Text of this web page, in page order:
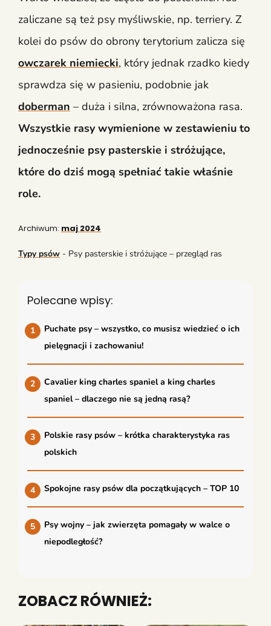
zaliczane są też psy myśliwskie, np. terriery. Z
kolei do psów do obrony terytorium zalicza się
owczarek niemiecki, który jednak rzadko kiedy
sprawdza się w pasieniu, podobnie jak
doberman – duża i silna, zrównoważona rasa.
Wszystkie rasy wymienione w zestawieniu to
jednocześnie psy pasterskie i stróżujące,
które do dziś mogą spełniać takie właśnie
role.
Archiwum: maj 2024
Typy psów - Psy pasterskie i stróżujące – przegląd ras
Polecane wpisy:
Puchate psy – wszystko, co musisz wiedzieć o ich
pielęgnacji i zachowaniu!
Cavalier king charles spaniel a king charles
spaniel – dlaczego nie są jedną rasą?
Polskie rasy psów – krótka charakterystyka ras
polskich
Spokojne rasy psów dla początkujących – TOP 10
Psy wojny – jak zwierzęta pomagały w walce o
niepodległość?
ZOBACZ RÓWNIEŻ: